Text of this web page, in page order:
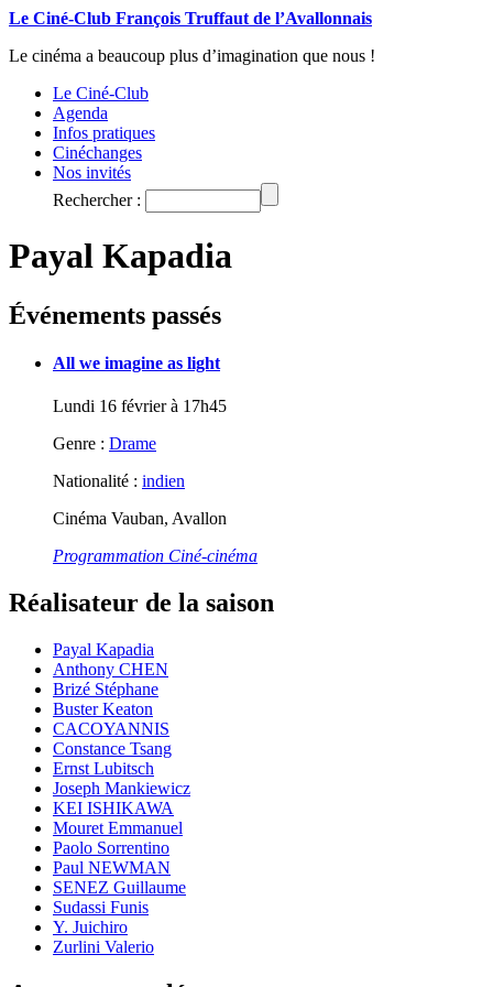
Le Ciné-Club François Truffaut de l’Avallonnais
Le cinéma a beaucoup plus d’imagination que nous !
Le Ciné-Club
Agenda
Infos pratiques
Cinéchanges
Nos invités
Rechercher :
Payal Kapadia
Événements passés
All we imagine as light
Lundi 16 février à 17h45
Genre : Drame
Nationalité : indien
Cinéma Vauban, Avallon
Programmation Ciné-cinéma
Réalisateur de la saison
Payal Kapadia
Anthony CHEN
Brizé Stéphane
Buster Keaton
CACOYANNIS
Constance Tsang
Ernst Lubitsch
Joseph Mankiewicz
KEI ISHIKAWA
Mouret Emmanuel
Paolo Sorrentino
Paul NEWMAN
SENEZ Guillaume
Sudassi Funis
Y. Juichiro
Zurlini Valerio